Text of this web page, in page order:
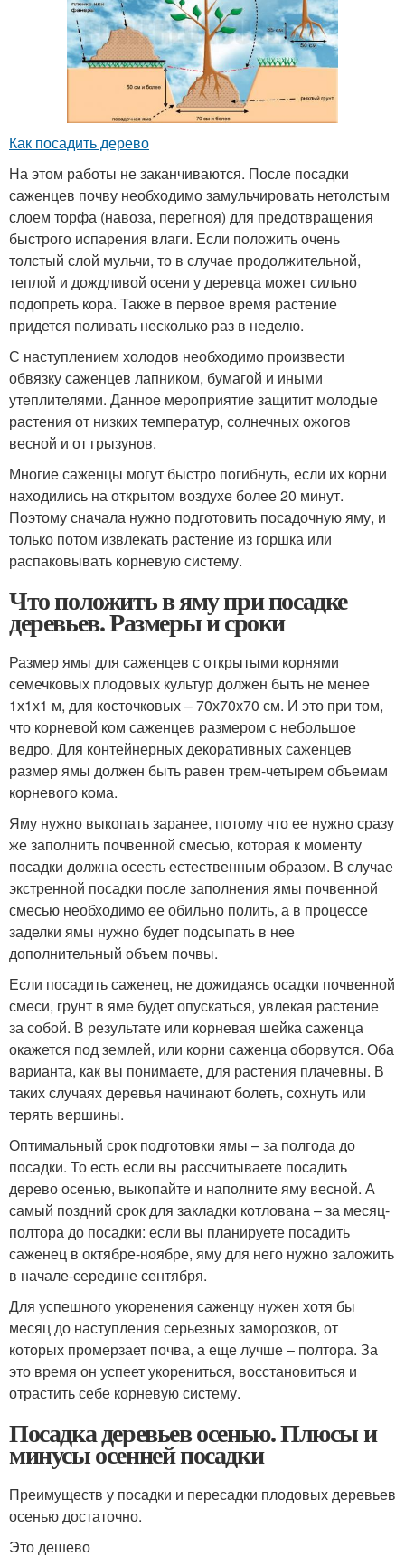
Как посадить дерево
На этом работы не заканчиваются. После посадки
саженцев почву необходимо замульчировать нетолстым
слоем торфа (навоза, перегноя) для предотвращения
быстрого испарения влаги. Если положить очень
толстый слой мульчи, то в случае продолжительной,
теплой и дождливой осени у деревца может сильно
подопреть кора. Также в первое время растение
придется поливать несколько раз в неделю.
С наступлением холодов необходимо произвести
обвязку саженцев лапником, бумагой и иными
утеплителями. Данное мероприятие защитит молодые
растения от низких температур, солнечных ожогов
весной и от грызунов.
Многие саженцы могут быстро погибнуть, если их корни
находились на открытом воздухе более 20 минут.
Поэтому сначала нужно подготовить посадочную яму, и
только потом извлекать растение из горшка или
распаковывать корневую систему.
Что положить в яму при посадке
деревьев. Размеры и сроки
Размер ямы для саженцев с открытыми корнями
семечковых плодовых культур должен быть не менее
1х1х1 м, для косточковых – 70х70х70 см. И это при том,
что корневой ком саженцев размером с небольшое
ведро. Для контейнерных декоративных саженцев
размер ямы должен быть равен трем-четырем объемам
корневого кома.
Яму нужно выкопать заранее, потому что ее нужно сразу
же заполнить почвенной смесью, которая к моменту
посадки должна осесть естественным образом. В случае
экстренной посадки после заполнения ямы почвенной
смесью необходимо ее обильно полить, а в процессе
заделки ямы нужно будет подсыпать в нее
дополнительный объем почвы.
Если посадить саженец, не дожидаясь осадки почвенной
смеси, грунт в яме будет опускаться, увлекая растение
за собой. В результате или корневая шейка саженца
окажется под землей, или корни саженца оборвутся. Оба
варианта, как вы понимаете, для растения плачевны. В
таких случаях деревья начинают болеть, сохнуть или
терять вершины.
Оптимальный срок подготовки ямы – за полгода до
посадки. То есть если вы рассчитываете посадить
дерево осенью, выкопайте и наполните яму весной. А
самый поздний срок для закладки котлована – за месяц-
полтора до посадки: если вы планируете посадить
саженец в октябре-ноябре, яму для него нужно заложить
в начале-середине сентября.
Для успешного укоренения саженцу нужен хотя бы
месяц до наступления серьезных заморозков, от
которых промерзает почва, а еще лучше – полтора. За
это время он успеет укорениться, восстановиться и
отрастить себе корневую систему.
Посадка деревьев осенью. Плюсы и
минусы осенней посадки
Преимуществ у посадки и пересадки плодовых деревьев
осенью достаточно.
Это дешево